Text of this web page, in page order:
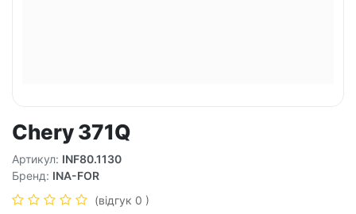
Chery 371Q
Артикул: INF80.1130
Бренд: INA-FOR
(відгук 0 )